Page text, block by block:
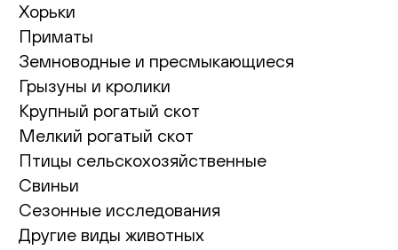
Хорьки
Приматы
Земноводные и пресмыкающиеся
Грызуны и кролики
Крупный рогатый скот
Мелкий рогатый скот
Птицы сельскохозяйственные
Свиньи
Сезонные исследования
Другие виды животных